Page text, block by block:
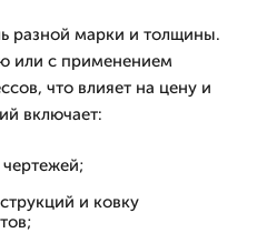
разной марки и толщины.
или с применением
что влияет на цену и
включает:
чертежей;
и ковку